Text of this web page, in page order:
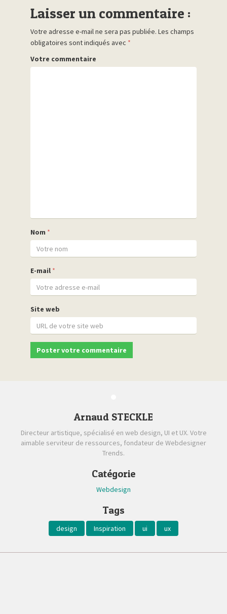
Laisser un commentaire :
Votre adresse e-mail ne sera pas publiée. Les champs
obligatoires sont indiqués avec *
Votre commentaire
Nom *
E-mail *
Site web
Arnaud STECKLE
Directeur artistique, spécialisé en web design, UI et UX. Votre
aimable serviteur de ressources, fondateur de Webdesigner
Trends.
Catégorie
Webdesign
Tags
design Inspiration ui ux